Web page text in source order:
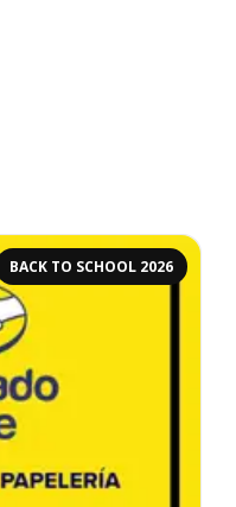
BACK TO SCHOOL 2026